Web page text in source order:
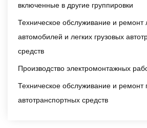
включенные в другие группировки
Техническое обслуживание и ремонт
автомобилей и легких грузовых
средств
Производство электромонтажных
Техническое обслуживание и ремонт
автотранспортных средств